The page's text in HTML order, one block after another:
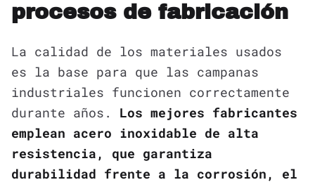
procesos de fabricación
La calidad de los materiales usados
es la base para que las campanas
industriales funcionen correctamente
durante años. Los mejores fabricantes
emplean acero inoxidable de alta
resistencia, que garantiza
durabilidad frente a la corrosión, el